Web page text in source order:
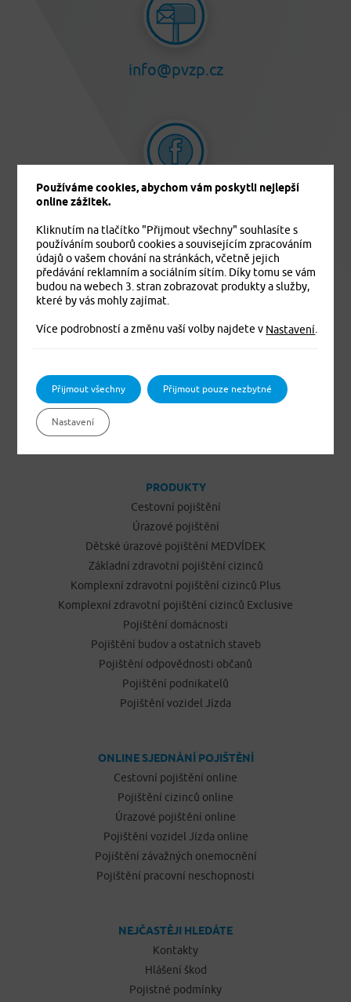
info@pvzp.cz
Jistíme vás. To je jisté
PRODUKTY
Cestovní pojištění
Úrazové pojištění
Dětské úrazové pojištění MEDVÍDEK
Základní zdravotní pojištění cizinců
Komplexní zdravotní pojištění cizinců Plus
Komplexní zdravotní pojištění cizinců Exclusive
Pojištění domácnosti
Pojištění budov a ostatních staveb
Pojištění odpovědnosti občanů
Pojištění podnikatelů
Pojištění vozidel Jízda
ONLINE SJEDNÁNÍ POJIŠTĚNÍ
Cestovní pojištění online
Pojištění cizinců online
Úrazové pojištění online
Pojištění vozidel Jízda online
Pojištění závažných onemocnění
Pojištění pracovní neschopnosti
NEJČASTĚJI HLEDÁTE
Kontakty
Hlášení škod
Pojistné podmínky
Používáme cookies, abychom vám poskytli nejlepší
online zážitek.
Kliknutím na tlačítko "Přijmout všechny" souhlasíte s
používáním souborů cookies a souvisejícím zpracováním
údajů o vašem chování na stránkách, včetně jejich
předávání reklamním a sociálním sítím. Díky tomu se vám
budou na webech 3. stran zobrazovat produkty a služby,
které by vás mohly zajímat.
Více podrobností a změnu vaší volby najdete v Nastavení
Přijmout všechny Přijmout pouze nezbytné
Nastavení